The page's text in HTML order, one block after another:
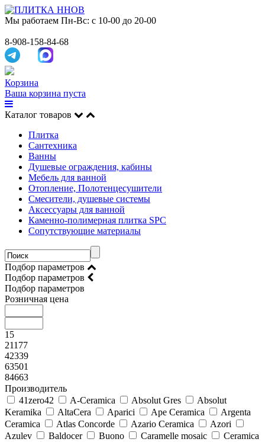
Мы работаем Пн-Вс: с 10-00 до 20-00
8-908-158-84-68
Корзина
Ваша корзина пуста
Каталог товаров
Плитка
Сантехника
Ванны
Душевые ограждения, кабины
Мебель для ванной
Отопление, Полотенцесушители
Смесители, душевые системы
Аксессуары для ванной
Каменно-полимерная плитка SPC
Сопутствующие материалы
Подбор параметров
Подбор параметров
Подбор параметров
Розничная цена
15
21177
42339
63501
84663
Производитель
41zero42
A-Ceramica Absolut Gres
Absolut
Keramika
AltaCera Aparici Ape Ceramica
Argenta
Ceramica
Atlas Concorde Azario Ceramica
Azori
Azulev
Baldocer Buono Caramelle mosaic
Ceramica